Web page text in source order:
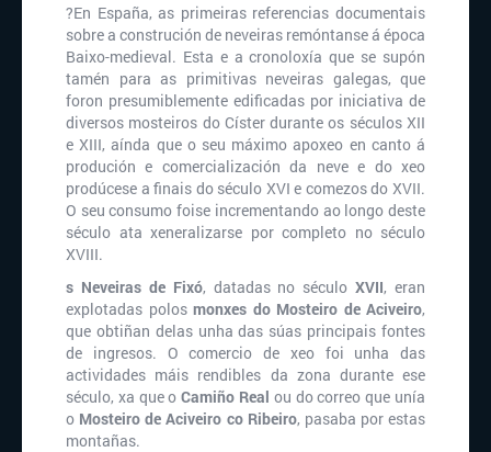
?En España, as primeiras referencias documentais
sobre a construción de neveiras remóntanse á época
Baixo-medieval. Esta e a cronoloxía que se supón
tamén para as primitivas neveiras galegas, que
foron presumiblemente edificadas por iniciativa de
diversos mosteiros do Císter durante os séculos XII
e XIII, aínda que o seu máximo apoxeo en canto á
produción e comercialización da neve e do xeo
prodúcese a finais do século XVI e comezos do XVII.
O seu consumo foise incrementando ao longo deste
século ata xeneralizarse por completo no século
XVIII.
s Neveiras de Fixó, datadas no séculoXVII, eran
explotadas polos monxes do Mosteiro de Aciveiro,
que obtiñan delas unha das súas principais fontes
de ingresos. O comercio de xeo foi unha das
actividades máis rendibles da zona durante ese
século, xa que oCamiño Real ou do correo que unía
o Mosteiro de Aciveiro co Ribeiro, pasaba por estas
montañas.